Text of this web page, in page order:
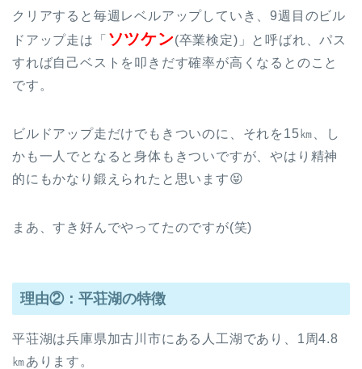
クリアすると毎週レベルアップしていき、9週目のビル
ドアップ走は「 ソツケン(卒業検定)」と呼ばれ、パス
すれば自己ベストを叩きだす確率が高くなるとのこと
です。
ビルドアップ走だけでもきついのに、それを15㎞、し
かも一人でとなると身体もきついですが、やはり精神
的にもかなり鍛えられたと思います😝
まあ、すき好んでやってたのですが(笑)
理由②：平荘湖の特徴
平荘湖は兵庫県加古川市にある人工湖であり、1周4.8
㎞あります。